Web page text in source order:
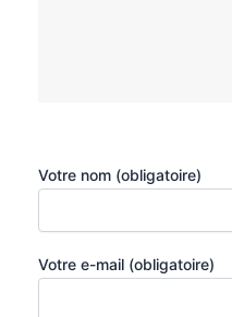
Votre nom (obligatoire)
Votre e-mail (obligatoire)